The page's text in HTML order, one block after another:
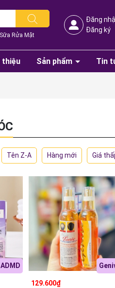
Sữa Rửa Mặt
Đăng
Đăng ký
thiệu Sản phẩm Tin
Tên Z-A Hàng mới Giá
ADMD
129.600₫